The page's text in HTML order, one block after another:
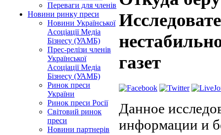
Переваги для членів
Новини ринку преси
Новини Української
Асоціації Медіа
Бізнесу (УАМБ)
Прес-релізи членів
Української
Асоціації Медіа
Бізнесу (УАМБ)
Ринок преси
України
Ринок преси Росії
Світовий ринок
преси
Новини партнерів
газет
Данное
информации и